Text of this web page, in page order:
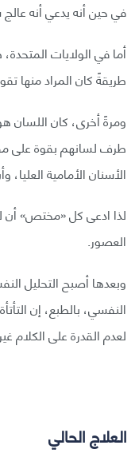
في حين أنه يدعي أنه عالج
أما في الولايات
طريقةً كان المراد منها
ومرةً أخرى، كان اللسان
طرف لسانهم بقوة على
الأسنان الأمامية
لذا ادعى كل «مختص» أن
العصور.
وبعدها أصبح التحليل
النفسي، بالطبع، إن
لعدم القدرة على الكلام
العلاج الحالي